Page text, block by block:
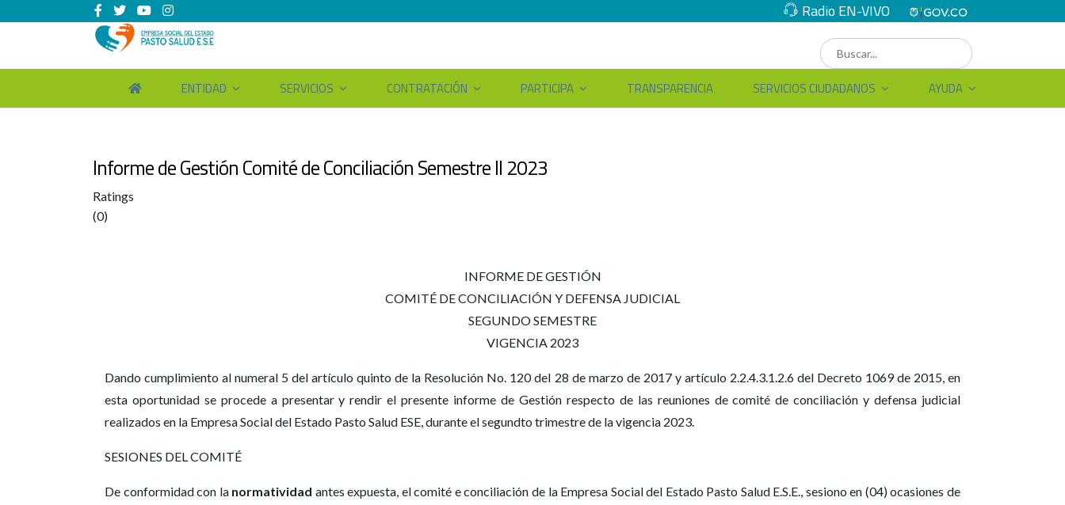
Radio EN-VIVO
ENTIDAD SERVICIOS CONTRATACIÓN PARTICIPA TRANSPARENCIA SERVICIOS CIUDADANOS AYUDA
Informe de Gestión Comité de Conciliación Semestre II 2023
Ratings
(0)
INFORME DE GESTIÓN
COMITÉ DE CONCILIACIÓN Y DEFENSA JUDICIAL
SEGUNDO SEMESTRE
VIGENCIA 2023
Dando cumplimiento al numeral 5 del artículo quinto de la Resolución No. 120 del 28 de marzo de 2017 y artículo 2.2.4.3.1.2.6 del Decreto 1069 de 2015, en
esta oportunidad se procede a presentar y rendir el presente informe de Gestión respecto de las reuniones de comité de conciliación y defensa judicial
realizados en la Empresa Social del Estado Pasto Salud ESE, durante el segundto trimestre de la vigencia 2023.
SESIONES DEL COMITÉ
De conformidad con la normatividad antes expuesta, el comité e conciliación de la Empresa Social del Estado Pasto Salud E.S.E., sesiono en (04) ocasiones de